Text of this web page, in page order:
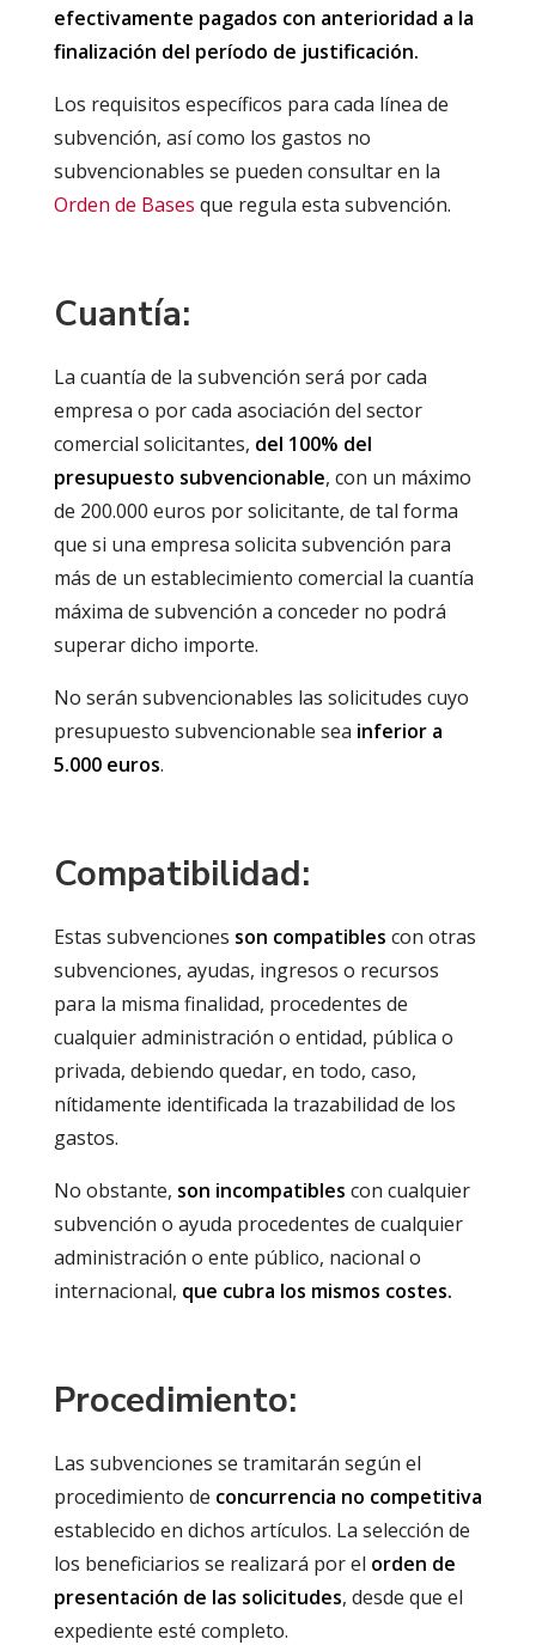
efectivamente pagados con anterioridad a la
finalización del período de justificación.
Los requisitos específicos para cada línea de
subvención, así como los gastos no
subvencionables se pueden consultar en la
Orden de Bases que regula esta subvención.
Cuantía:
La cuantía de la subvención será por cada
empresa o por cada asociación del sector
comercial solicitantes, del 100% del
presupuesto subvencionable, con un máximo
de 200.000 euros por solicitante, de tal forma
que si una empresa solicita subvención para
más de un establecimiento comercial la cuantía
máxima de subvención a conceder no podrá
superar dicho importe.
No serán subvencionables las solicitudes cuyo
presupuesto subvencionable sea inferior a
5.000 euros.
Compatibilidad:
Estas subvenciones son compatibles con otras
subvenciones, ayudas, ingresos o recursos
para la misma finalidad, procedentes de
cualquier administración o entidad, pública o
privada, debiendo quedar, en todo, caso,
nítidamente identificada la trazabilidad de los
gastos.
No obstante, son incompatibles con cualquier
subvención o ayuda procedentes de cualquier
administración o ente público, nacional o
internacional, que cubra los mismos costes.
Procedimiento:
Las subvenciones se tramitarán según el
procedimiento de concurrencia no competitiva
establecido en dichos artículos. La selección de
los beneficiarios se realizará por el orden de
presentación de las solicitudes, desde que el
expediente esté completo.